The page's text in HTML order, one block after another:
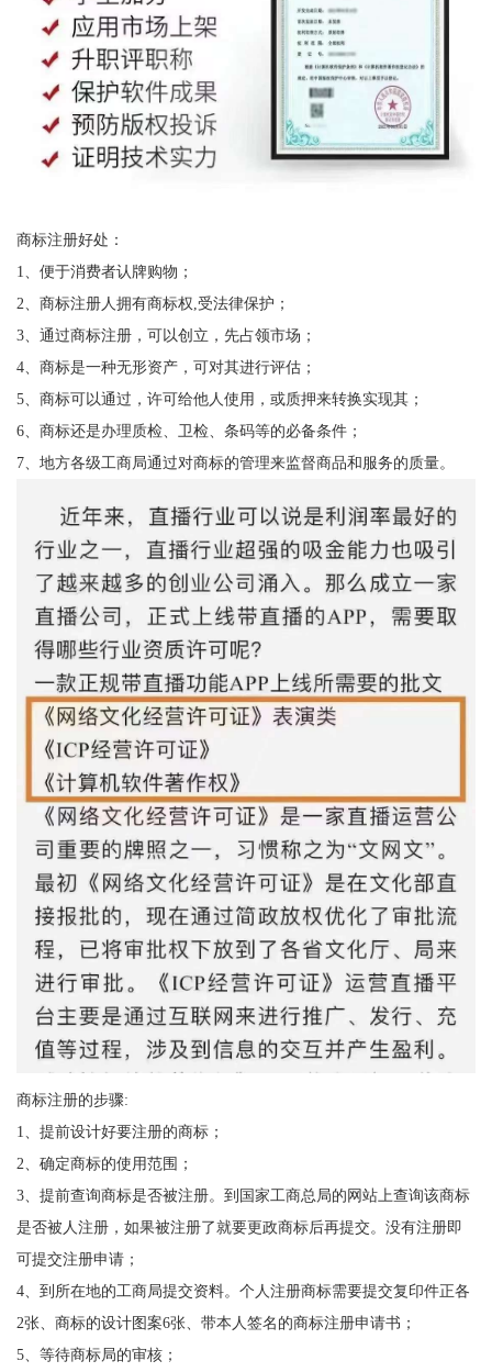
商标注册好处：
1、便于消费者认牌购物；
2、商标注册人拥有商标权,受法律保护；
3、通过商标注册，可以创立，先占领市场；
4、商标是一种无形资产，可对其进行评估；
5、商标可以通过，许可给他人使用，或质押来转换实现其；
6、商标还是办理质检、卫检、条码等的必备条件；
7、地方各级工商局通过对商标的管理来监督商品和服务的质量。
商标注册的步骤:
1、提前设计好要注册的商标；
2、确定商标的使用范围；
3、提前查询商标是否被注册。到国家工商总局的网站上查询该商标
是否被人注册，如果被注册了就要更政商标后再提交。没有注册即
可提交注册申请；
4、到所在地的工商局提交资料。个人注册商标需要提交复印件正各
2张、商标的设计图案6张、带本人签名的商标注册申请书；
5、等待商标局的审核；